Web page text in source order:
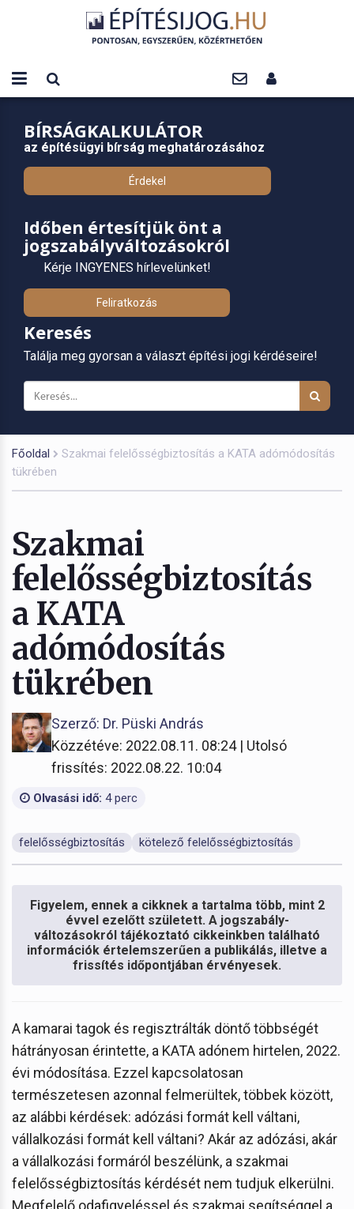
BÍRSÁGKALKULÁTOR
az építésügyi bírság meghatározásához
Érdekel
Időben értesítjük önt a
jogszabályváltozásokról
Kérje INGYENES hírlevelünket!
Feliratkozás
Keresés
Találja meg gyorsan a választ építési jogi kérdéseire!
Főoldal
Szakmai felelősségbiztosítás a KATA adómódosítás
tükrében
Szakmai
felelősségbiztosítás
a KATA
adómódosítás
tükrében
Szerző: Dr. Püski András
Közzétéve: 2022.08.11. 08:24 | Utolsó
frissítés: 2022.08.22. 10:04
Olvasási idő: 4 perc
felelősségbiztosítás kötelező felelősségbiztosítás
Figyelem, ennek a cikknek a tartalma több, mint 2
évvel ezelőtt született. A jogszabály-
változásokról tájékoztató cikkeinkben található
információk értelemszerűen a publikálás, illetve a
frissítés időpontjában érvényesek.
A kamarai tagok és regisztrálták döntő többségét
hátrányosan érintette, a KATA adónem hirtelen, 2022.
évi módosítása. Ezzel kapcsolatosan
természetesen azonnal felmerültek, többek között,
az alábbi kérdések: adózási formát kell váltani,
vállalkozási formát kell váltani? Akár az adózási, akár
a vállalkozási formáról beszélünk, a szakmai
felelősségbiztosítás kérdését nem tudjuk elkerülni.
Megfelelő odafigyeléssel és szakmai segítséggel a